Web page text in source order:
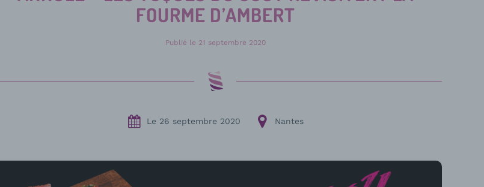
FOURME D’AMBERT
Publié le 21 septembre 2020
Le 26 septembre 2020 Nantes